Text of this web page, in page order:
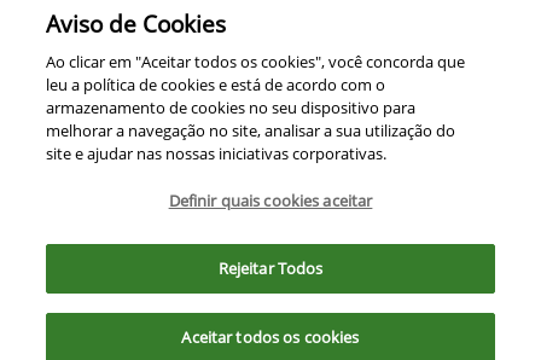
CNPJ: 00.970.771/0004-54
No trânsito, enxergar o outro
Desenvolvido pela DEALERSPACE ® Direitos Reservados.
. Ao seguir com a navegação e visita você
concorda com nossas políticas.
Exercise Your Rights
Aviso de Cookies
Ao clicar em "Aceitar todos os cookies", você concorda que
leu a política de cookies e está de acordo com o
armazenamento de cookies no seu dispositivo para
melhorar a navegação no site, analisar a sua utilização do
site e ajudar nas nossas iniciativas corporativas.
Definir quais cookies aceitar
Rejeitar Todos
Aceitar todos os cookies